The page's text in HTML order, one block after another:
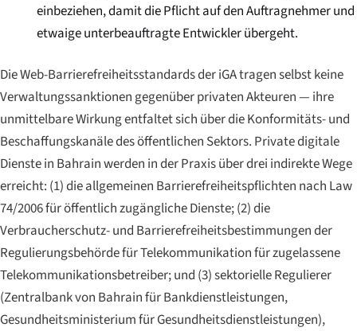
einbeziehen, damit die Pflicht auf den Auftragnehmer und
etwaige unterbeauftragte Entwickler übergeht.
Die Web-Barrierefreiheitsstandards der iGA tragen selbst keine
Verwaltungssanktionen gegenüber privaten Akteuren — ihre
unmittelbare Wirkung entfaltet sich über die Konformitäts- und
Beschaffungskanäle des öffentlichen Sektors. Private digitale
Dienste in Bahrain werden in der Praxis über drei indirekte Wege
erreicht: (1) die allgemeinen Barrierefreiheitspflichten nach Law
74/2006 für öffentlich zugängliche Dienste; (2) die
Verbraucherschutz- und Barrierefreiheitsbestimmungen der
Regulierungsbehörde für Telekommunikation für zugelassene
Telekommunikationsbetreiber; und (3) sektorielle Regulierer
(Zentralbank von Bahrain für Bankdienstleistungen,
Gesundheitsministerium für Gesundheitsdienstleistungen),